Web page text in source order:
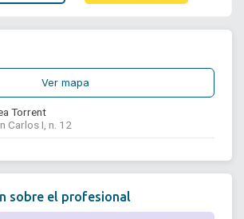
Ver mapa
Torrent
Carlos I, n. 12
sobre el profesional